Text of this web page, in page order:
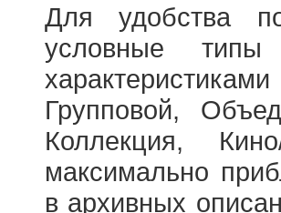
Для удобства
условные
Групповой,
Коллекция,
максимально
в архивных